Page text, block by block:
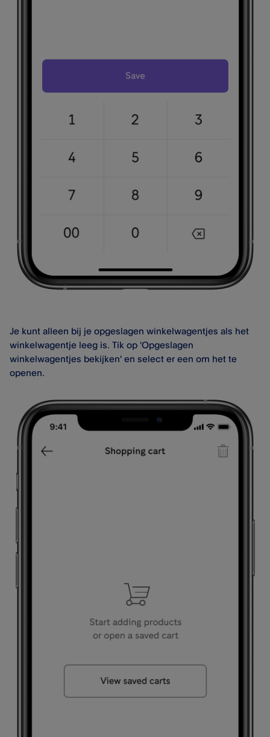
Je kunt alleen bij je opgeslagen winkelwagentjes als het
winkelwagentje leeg is. Tik op 'Opgeslagen
winkelwagentjes bekijken' en select er een om het te
openen.